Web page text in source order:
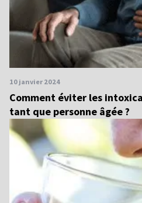
10 janvier 2024
Comment éviter les
tant que personne âgée ?